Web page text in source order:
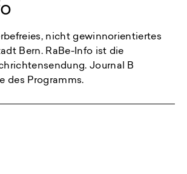
nicht gewinnorientiertes
Bern. RaBe-Info ist die
Journal B
des Programms.